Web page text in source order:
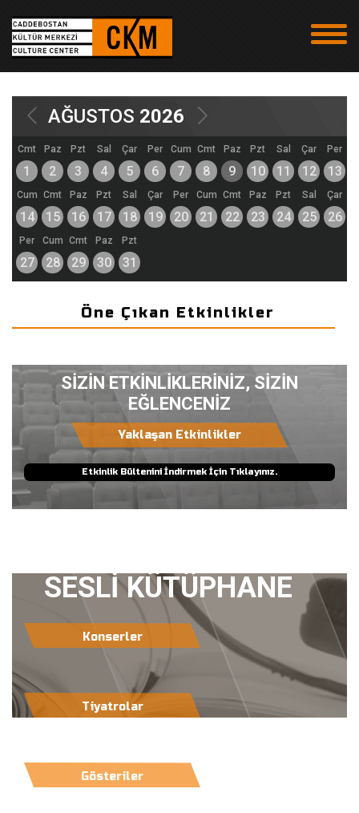
AĞUSTOS 2026
Cmt
1
Paz
2
Pzt
3
Sal
4
Çar
5
Per
6
Cum
7
Cmt
8
Paz
9
Pzt
10
Sal
11
Çar
12
Per
13
Cum
14
Cmt
15
Paz
16
Pzt
17
Sal
18
Çar
19
Per
20
Cum
21
Cmt
22
Paz
23
Pzt
24
Sal
25
Çar
26
Per
27
Cum
28
Cmt
29
Paz
30
Pzt
31
Öne Çıkan Etkinlikler
SİZİN ETKİNLİKLERİNİZ, SİZİN
EĞLENCENİZ
Yaklaşan Etkinlikler
Etkinlik Bültenini İndirmek İçin Tıklayınız.
SESLİ KÜTÜPHANE
Konserler
Tiyatrolar
Gösteriler